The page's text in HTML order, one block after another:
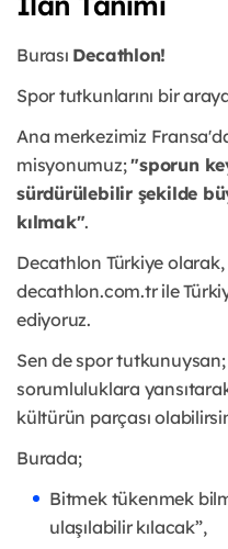
Burası Decathlon!
Spor tutkunlarını bir
Ana merkezimiz
misyonumuz;"sporun
sürdürülebilir şekilde
kılmak".
Decathlon Türkiye
decathlon.com.tr ile
ediyoruz.
Sen de spor
sorumluluklara
kültürün parçası
Burada;
Bitmek tükenmek
ulaşılabilir kılacak”,